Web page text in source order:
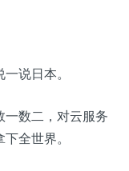
说日本。
一数二，对云服务
全世界。